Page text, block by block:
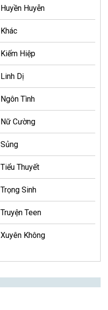
Huyền Huyễn
Khác
Kiếm Hiệp
Linh Dị
Ngôn Tình
Nữ Cường
Sủng
Tiểu Thuyết
Trọng Sinh
Truyện Teen
Xuyên Không